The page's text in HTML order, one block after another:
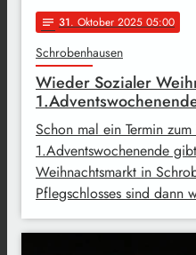
notes 31. Oktober 2025 05:00
Schrobenhausen
Wieder Sozialer
Schon mal ein Termin
1.Adventswochenende
Weihnachtsmarkt in
Pflegschlosses sind dann